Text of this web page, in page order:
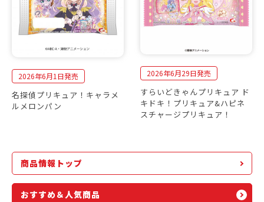
2026年6月1日発売
名探偵プリキュア！キャラメ
ルメロンパン
2026年6月29日発売
すらいどきゃんプリキュア ド
キドキ！プリキュア&ハピネ
スチャージプリキュア！
商品情報トップ
おすすめ＆人気商品